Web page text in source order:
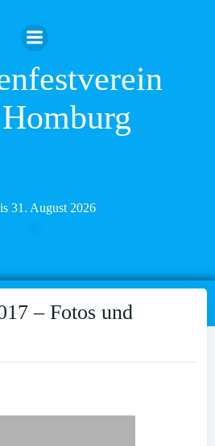
Inhalt
springen
31. August 2026
– Fotos und